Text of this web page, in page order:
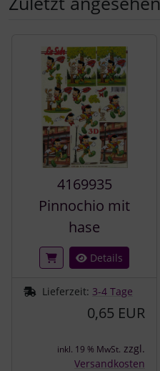
4169935
Pinnochio mit
hase
Details
Lieferzeit: 3-4 Tage
0,65 EUR
inkl. 19 % MwSt. zzgl.
Versandkosten